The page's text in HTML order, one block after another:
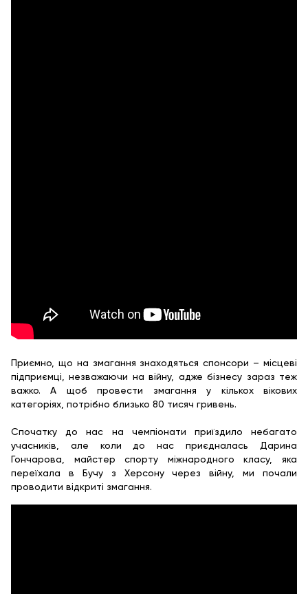
Приємно, що на змагання знаходяться спонсори – місцеві
підприємці, незважаючи на війну, адже бізнесу зараз теж
важко. А щоб провести змагання у кількох вікових
категоріях, потрібно близько 80 тисяч гривень.
Спочатку до нас на чемпіонати приїздило небагато
учасників, але коли до нас приєдналась Дарина
Гончарова, майстер спорту міжнародного класу, яка
переїхала в Бучу з Херсону через війну, ми почали
проводити відкриті змагання.